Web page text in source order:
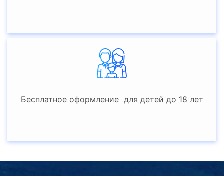
Бесплатное оформление для детей до 18 лет